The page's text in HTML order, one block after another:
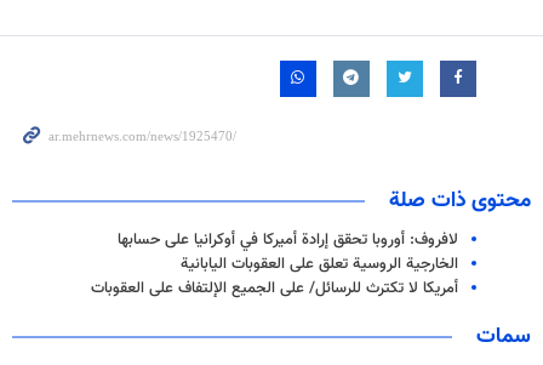
محتوى ذات صلة
لافروف: أوروبا تحقق إرادة أميركا في أوكرانيا على حسابها
الخارجية الروسية تعلق على العقوبات اليابانية
أمريكا لا تكترث للرسائل/ على الجميع الإلتفاف على العقوبات
سمات